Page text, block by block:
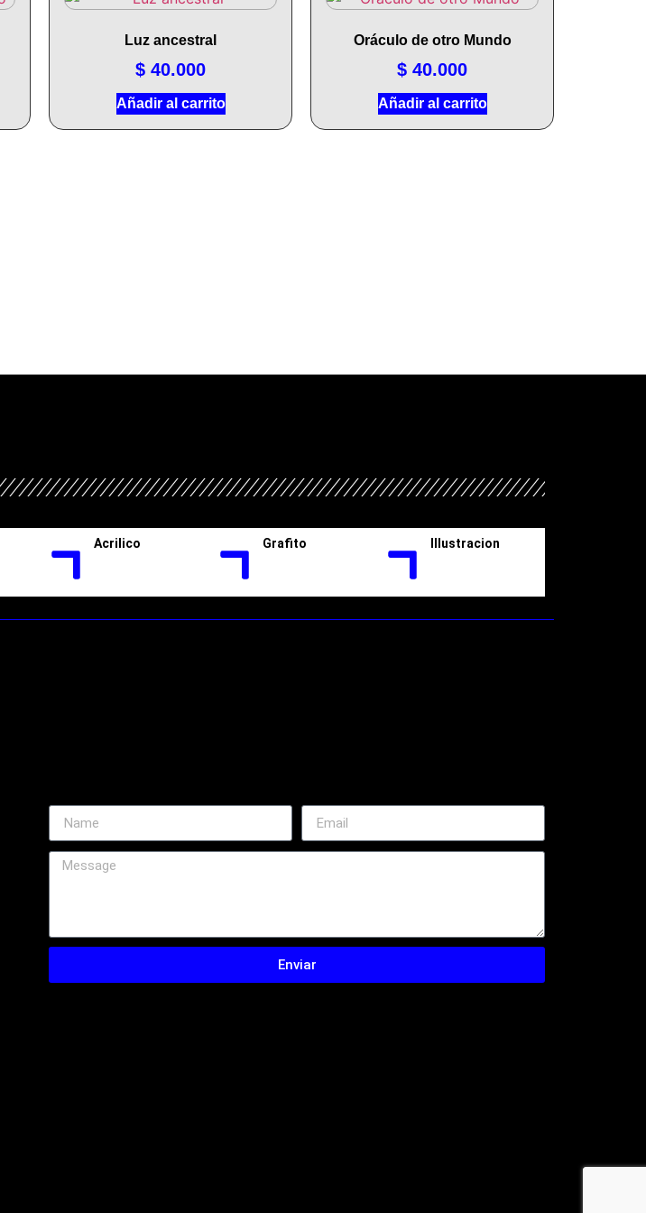
Luz ancestral
$ 40.000
Añadir al carrito
Oráculo de otro Mundo
$ 40.000
Añadir al carrito
Acrilico Grafito Illustracion
Enviar